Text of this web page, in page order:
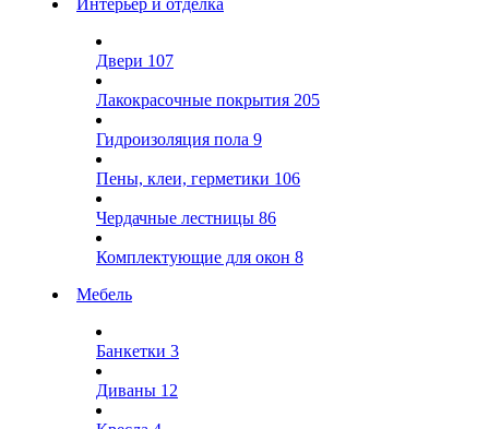
Интерьер и отделка
Двери 107
Лакокрасочные покрытия 205
Гидроизоляция пола 9
Пены, клеи, герметики 106
Чердачные лестницы 86
Комплектующие для окон 8
Мебель
Банкетки 3
Диваны 12